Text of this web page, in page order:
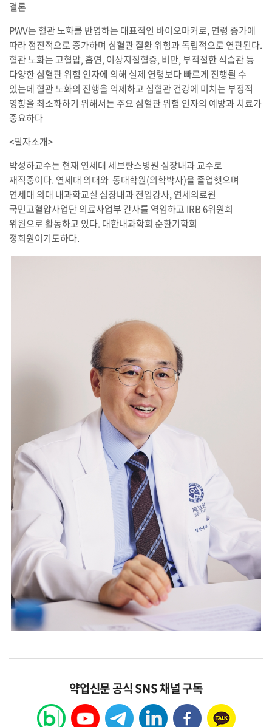
결론
PWV는 혈관 노화를 반영하는 대표적인 바이오마커로, 연령 증가에
따라 점진적으로 증가하며 심혈관 질환 위험과 독립적으로 연관된다.
혈관 노화는 고혈압, 흡연, 이상지질혈증, 비만, 부적절한 식습관 등
다양한 심혈관 위험 인자에 의해 실제 연령보다 빠르게 진행될 수
있는데 혈관 노화의 진행을 억제하고 심혈관 건강에 미치는 부정적
영향을 최소화하기 위해서는 주요 심혈관 위험 인자의 예방과 치료가
중요하다
<필자소개>
박성하교수는 현재 연세대 세브란스병원 심장내과 교수로
재직중이다. 연세대 의대와 동대학원(의학박사)을 졸업햇으며
연세대 의대 내과학교실 심장내과 전임강사, 연세의료원
국민고혈압사업단 의료사업부 간사를 역임하고 IRB 6위원회
위원으로 활동하고 있다. 대한내과학회 순환기학회
정회원이기도하다.
약업신문 공식 SNS 채널 구독